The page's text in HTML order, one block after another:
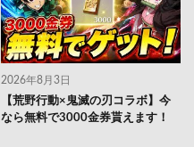
2026年8月3日
【荒野行動×鬼滅の刃コラボ】今
なら無料で3000金券貰えます！